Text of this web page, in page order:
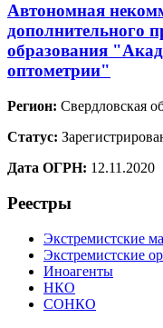
Автономная
дополнительного
образования
оптометрии"
Регион: Свердловская
Статус:
Дата ОГРН: 12.11.2020
Реестры
Экстремистские
Экстремистские
Иноагенты
НКО
СОНКО